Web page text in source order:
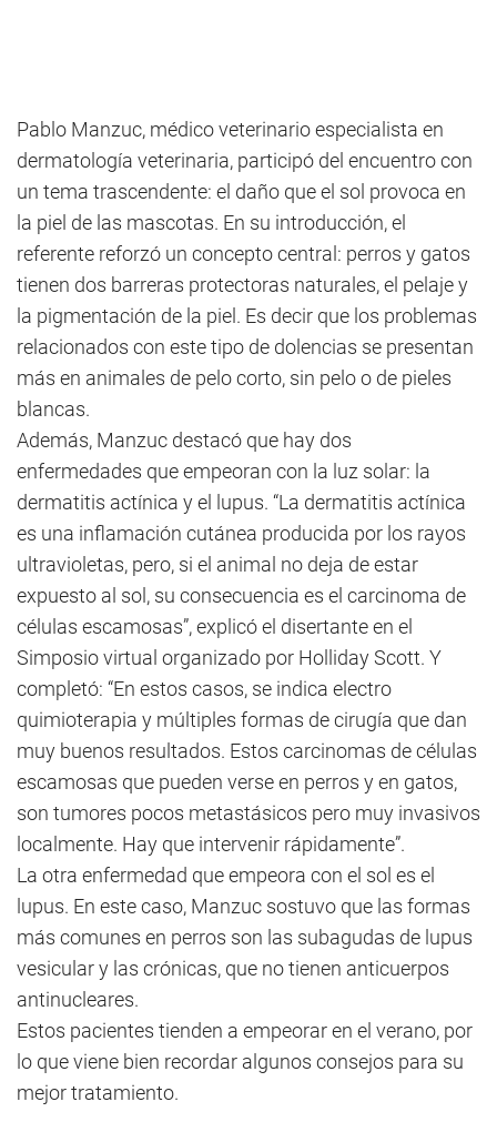
Pablo Manzuc, médico veterinario especialista en
dermatología veterinaria, participó del encuentro con
un tema trascendente: el daño que el sol provoca en
la piel de las mascotas. En su introducción, el
referente reforzó un concepto central: perros y gatos
tienen dos barreras protectoras naturales, el pelaje y
la pigmentación de la piel. Es decir que los problemas
relacionados con este tipo de dolencias se presentan
más en animales de pelo corto, sin pelo o de pieles
blancas.
Además, Manzuc destacó que hay dos
enfermedades que empeoran con la luz solar: la
dermatitis actínica y el lupus. “La dermatitis actínica
es una inflamación cutánea producida por los rayos
ultravioletas, pero, si el animal no deja de estar
expuesto al sol, su consecuencia es el carcinoma de
células escamosas”, explicó el disertante en el
Simposio virtual organizado por Holliday Scott. Y
completó: “En estos casos, se indica electro
quimioterapia y múltiples formas de cirugía que dan
muy buenos resultados. Estos carcinomas de células
escamosas que pueden verse en perros y en gatos,
son tumores pocos metastásicos pero muy invasivos
localmente. Hay que intervenir rápidamente”.
La otra enfermedad que empeora con el sol es el
lupus. En este caso, Manzuc sostuvo que las formas
más comunes en perros son las subagudas de lupus
vesicular y las crónicas, que no tienen anticuerpos
antinucleares.
Estos pacientes tienden a empeorar en el verano, por
lo que viene bien recordar algunos consejos para su
mejor tratamiento.